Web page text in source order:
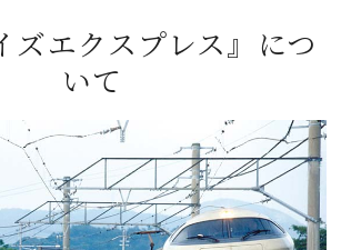
ズエクスプレス』につ
いて